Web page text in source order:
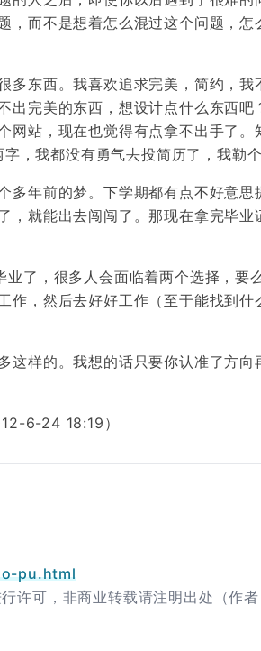
，而不是想着怎么混过这个问题，怎
多东西。我喜欢追求完美，简约，我
出完美的东西，想设计点什么东西吧
网站，现在也觉得有点拿不出手了。
，我都没有勇气去投简历了，我勒个
多年前的梦。下学期都有点不好意思
，就能出去闯闯了。那现在拿完毕业
了，很多人会面临着两个选择，要
作，然后去好好工作（至于能找到什
这样的。我想的话只要你认准了方向
6-24 18:19）
pu.html
许可，非商业转载请注明出处（作